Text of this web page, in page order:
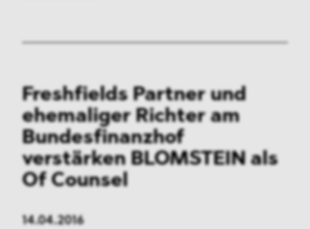
Freshfields Partner und
ehemaliger Richter am
Bundesfinanzhof
verstärken BLOMSTEIN als
Of Counsel
14.04.2016